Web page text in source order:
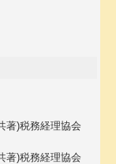
著)税務経理協会
著)税務経理協会